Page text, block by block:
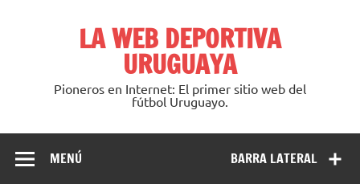
LA WEB DEPORTIVA
URUGUAYA
Pioneros en Internet: El primer sitio web del
fútbol Uruguayo.
BARRA LATERAL
MENÚ